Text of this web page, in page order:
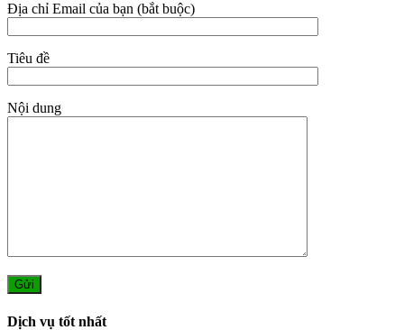
Địa chỉ Email của bạn (bắt buộc)
Tiêu đề
Nội dung
Dịch vụ tốt nhất